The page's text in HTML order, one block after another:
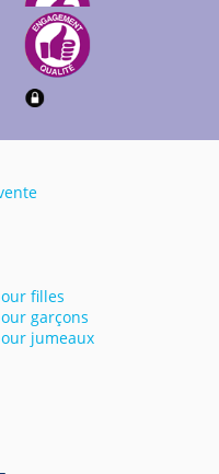
filles
garçons
jumeaux